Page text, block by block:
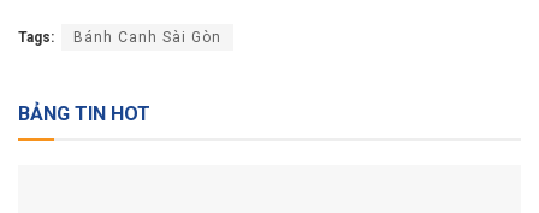
Tags: Bánh Canh Sài Gòn
BẢNG TIN HOT